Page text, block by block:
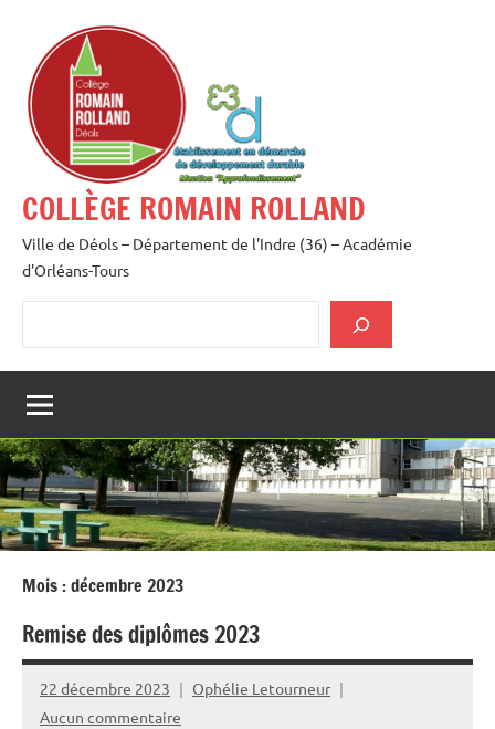
contenu
COLLÈGE ROMAIN ROLLAND
Ville de Déols – Département de l'Indre (36) – Académie
d'Orléans-Tours
Mois :décembre 2023
Remise des diplômes 2023
22 décembre 2023
Ophélie Letourneur
Aucun commentaire